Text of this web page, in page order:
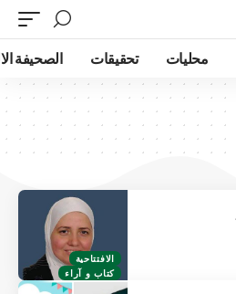
محليات تحقيقات الصحيفة
الافتتاحية
كتاب و آراء